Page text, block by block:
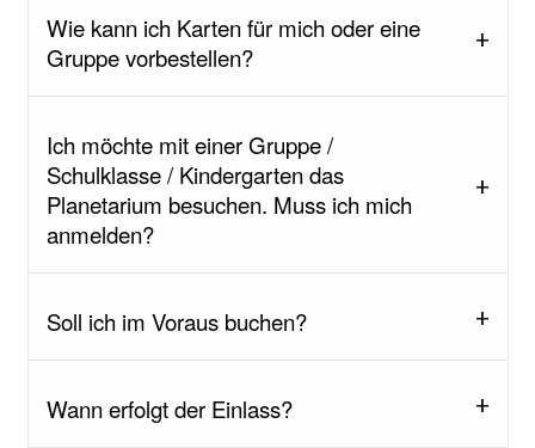
Wie kann ich Karten für mich oder eine
Gruppe vorbestellen?
Ich möchte mit einer Gruppe /
Schulklasse / Kindergarten das
Planetarium besuchen. Muss ich mich
anmelden?
Soll ich im Voraus buchen?
Wann erfolgt der Einlass?